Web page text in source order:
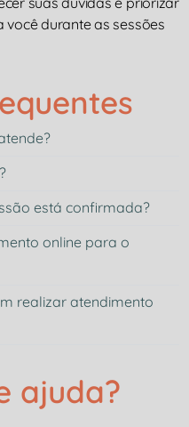
durante as sessões
está confirmada?
online para o
realizar atendimento
ajuda?